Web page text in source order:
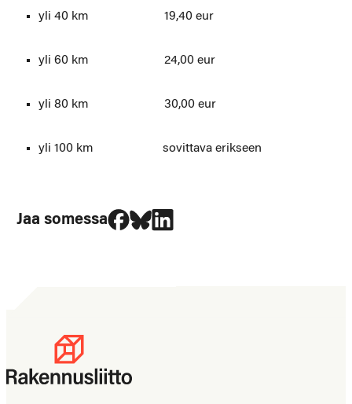
yli 40 km 19,40 eur
yli 60 km 24,00 eur
yli 80 km 30,00 eur
yli 100 km sovittava erikseen
Jaa somessa
Jaa Facebookissa
Jaa Blueskyssa
Jaa LinkedIn:ssä